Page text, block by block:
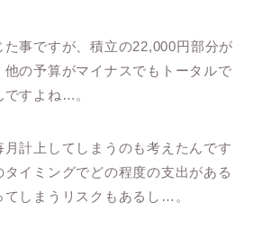
事ですが、積立の22,000円部分が
の予算がマイナスでもトータルで
ですよね…。
計上してしまうのも考えたんです
イミングでどの程度の支出がある
しまうリスクもあるし…。